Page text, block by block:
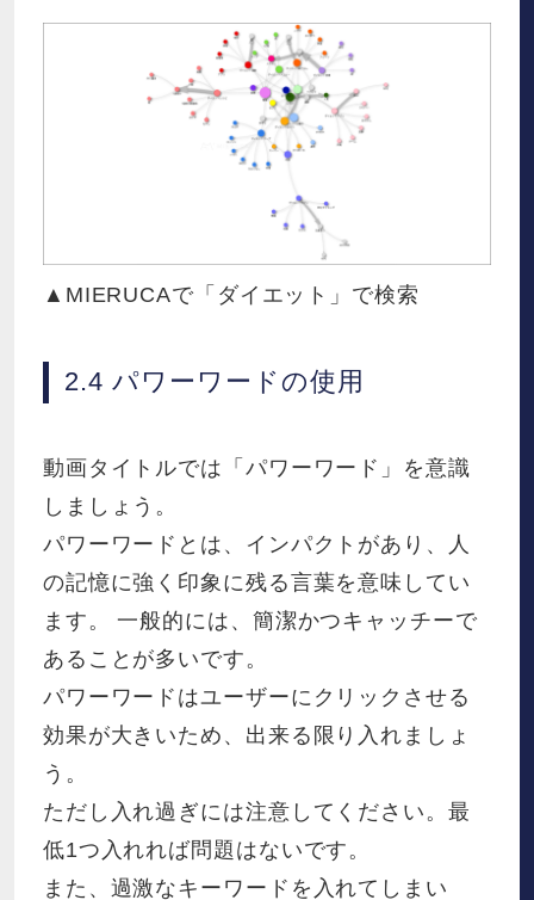
▲MIERUCAで「ダイエット」で検索
2.4 パワーワードの使用
動画タイトルでは「パワーワード」を意識
しましょう。
パワーワードとは、インパクトがあり、人
の記憶に強く印象に残る言葉を意味してい
ます。 一般的には、簡潔かつキャッチーで
あることが多いです。
パワーワードはユーザーにクリックさせる
効果が大きいため、出来る限り入れましょ
う。
ただし入れ過ぎには注意してください。最
低1つ入れれば問題はないです。
また、過激なキーワードを入れてしまい